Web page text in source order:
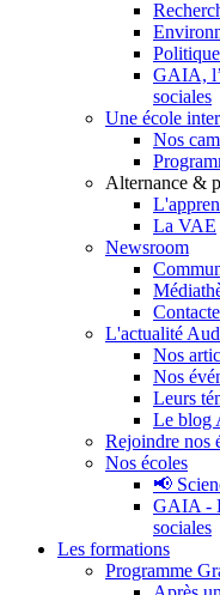
GAIA,
sociales
Une école
Nos
Alternance &
La VAE
Newsroom
L'actualité
Nos
Nos
Leurs
Le blog
Rejoindre nos
Nos écoles
📢
GAIA -
sociales
Les formations
Programme